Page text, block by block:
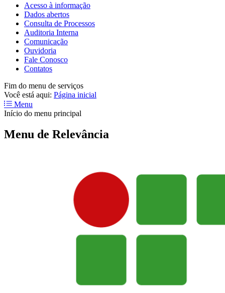
Acesso à informação
Dados abertos
Consulta de Processos
Auditoria Interna
Comunicação
Ouvidoria
Fale Conosco
Contatos
Fim do menu de serviços
Você está aqui: Página inicial
Menu
Início do menu principal
Menu de Relevância